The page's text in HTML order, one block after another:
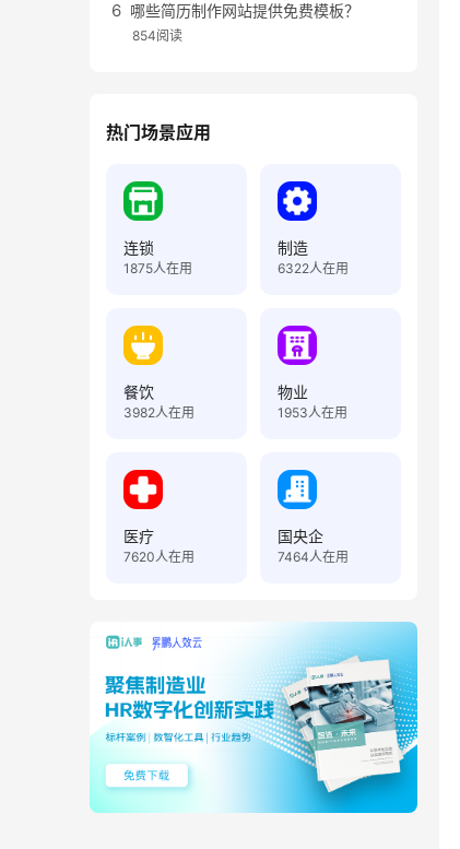
哪些简历制作网站提供免费模板？
854阅读
热门场景应用
连锁
1875人在用
制造
6322人在用
餐饮
3982人在用
物业
1953人在用
医疗
7620人在用
国央企
7464人在用